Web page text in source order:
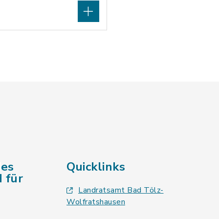
für
Quicklinks
Landratsamt Bad Tölz-
Wolfratshausen